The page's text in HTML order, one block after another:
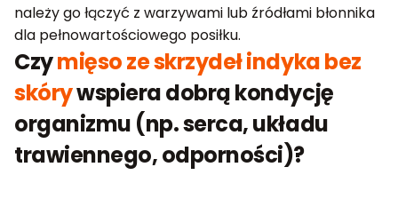
należy go łączyć z warzywami lub źródłami błonnika
dla pełnowartościowego posiłku.
Czymięso ze skrzydeł indyka bez
skórywspiera dobrą kondycję
organizmu (np. serca, układu
trawiennego, odporności)?